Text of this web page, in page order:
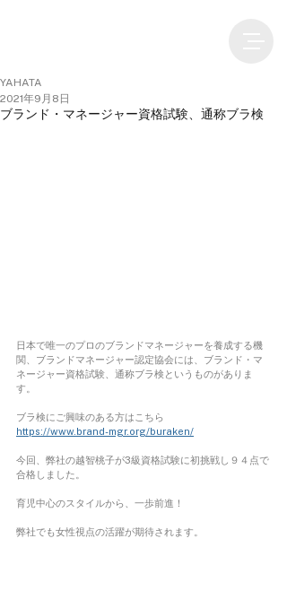
ブランド・マネージャー資格試験、通称ブラ検
YAHATA
2021年9月8日
日本で唯一のプロのブランドマネージャーを養成する機
関、ブランドマネージャー認定協会には、ブランド・マ
ネージャー資格試験、通称ブラ検というものがありま
す。
ブラ検にご興味のある方はこちら
https://www.brand-mgr.org/buraken/
今回、弊社の越智桃子が3級資格試験に初挑戦し９４点で
合格しました。
育児中心のスタイルから、一歩前進！
弊社でも女性視点の活躍が期待されます。